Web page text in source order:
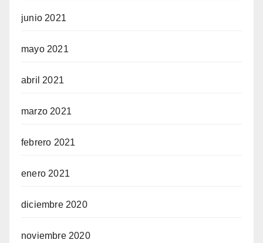
junio 2021
mayo 2021
abril 2021
marzo 2021
febrero 2021
enero 2021
diciembre 2020
noviembre 2020